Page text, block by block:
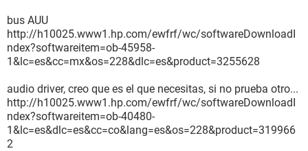
bus AUU
http://h10025.www1.hp.com/ewfrf/wc/softwareDownloadI
ndex?softwareitem=ob-45958-
1&lc=es&cc=mx&os=228&dlc=es&product=3255628
audio driver, creo que es el que necesitas, si no prueba otro...
http://h10025.www1.hp.com/ewfrf/wc/softwareDownloadI
ndex?softwareitem=ob-40480-
1&lc=es&dlc=es&cc=co&lang=es&os=228&product=319966
2